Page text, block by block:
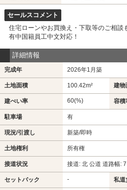
セールスコメント
住宅ローンやお買換え・下取等のご相談
有中国籍員工中文対応！
詳細情報
完成年 2026年1月築
土地面積 100.42m² 建物
建ぺい率 60(%) 容積
駐車場 有
現況/引渡し 新築/即時
土地権利 所有権
接道状況 接道: 北 公道 道路幅: 7
セットバック - 私道